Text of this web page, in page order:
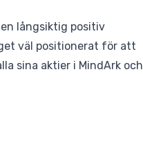
långsiktig positiv
väl positionerat för att
sina aktier i MindArk och